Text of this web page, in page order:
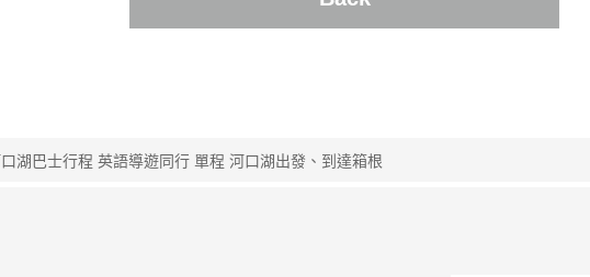
湖巴士行程 英語導遊同行 單程 河口湖出發、到達箱根